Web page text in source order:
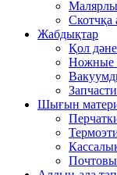
Скотчқа
Жабдықтар
Қол
Ножные
Шығын